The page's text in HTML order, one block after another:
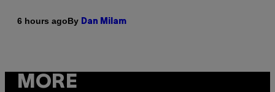
6 hours agoBy Dan Milam
MORE